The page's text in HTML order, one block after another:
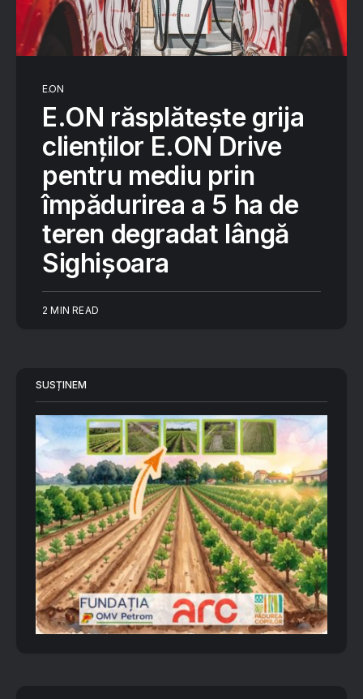
E.ON
E.ON răsplătește grija
clienților E.ON Drive
pentru mediu prin
împădurirea a 5 ha de
teren degradat lângă
Sighișoara
2 MIN READ
SUSȚINEM